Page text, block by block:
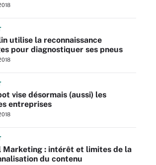
utilise la reconnaissance
pour diagnostiquer ses pneus
vise désormais (aussi) les
entreprises
Marketing : intérêt et limites de la
du contenu